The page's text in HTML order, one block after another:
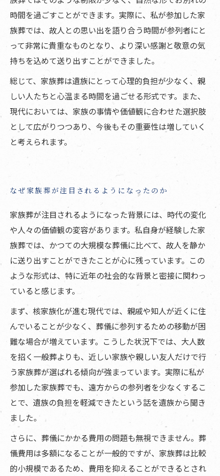
時間を過ごすことができます。実際に、私が参加した家
族葬では、故人との思い出を語り合う時間が参列者にと
って非常に貴重なものとなり、より深い感謝と敬意の気
持ちを込めて送り出すことができました。
総じて、家族葬は遺族にとって心理的負担が少なく、親
しい人たちと心温まる時間を過ごせる形式です。また、
現代においては、家族の事情や価値観に合わせた選択肢
として広がりつつあり、今後もその重要性は増していく
と考えられます。
なぜ家族葬が注目されるようになったのか
家族葬が注目されるようになった背景には、時代の変化
や人々の価値観の変容があります。私自身が経験した家
族葬では、かつての大規模な葬儀に比べて、故人を静か
に送り出すことができたことが心に残っています。この
ような形式は、特に近年の社会的な背景と密接に関わっ
ていると感じます。
まず、核家族化が進む現代では、親戚や知人が近くに住
んでいることが少なく、葬儀に参列するための移動が困
難な場合が増えています。こうした状況下では、大人数
を招く一般葬よりも、近しい家族や親しい友人だけで行
う家族葬が選ばれる傾向が強まっています。実際に私が
参加した家族葬でも、遠方からの参列者を少なくするこ
とで、遺族の負担を軽減できたという話を遺族から聞き
ました。
さらに、葬儀にかかる費用の問題も無視できません。葬
儀費用は多額になることが一般的ですが、家族葬は比較
的小規模であるため、費用を抑えることができるとされ